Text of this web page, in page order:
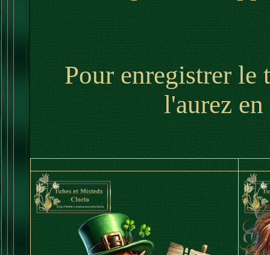
Pour enregistrer le
l'aurez